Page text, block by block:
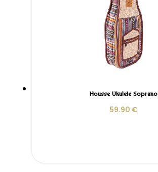
Housse Ukulele Soprano
59.90 €